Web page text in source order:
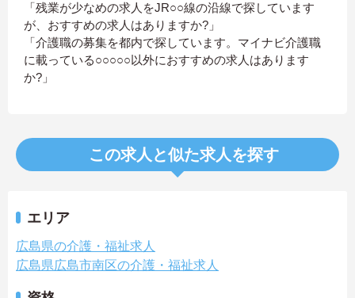
「残業が少なめの求人をJR○○線の沿線で探しています
が、おすすめの求人はありますか?」
「介護職の募集を都内で探しています。マイナビ介護職
に載っている○○○○○以外におすすめの求人はあります
か?」
この求人と似た求人を探す
エリア
広島県の介護・福祉求人
広島県広島市南区の介護・福祉求人